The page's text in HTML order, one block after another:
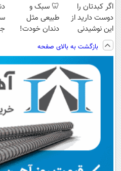
اگر کبدتان را
دوست دارید از
این نوشیدنی
گیاهی غافل
نشوید
🦷 سبک و
طبیعی مثل
دندان خودت!
پرداخت اقساطی
💳 📍 تهران
بازگشت به بالای صفحه